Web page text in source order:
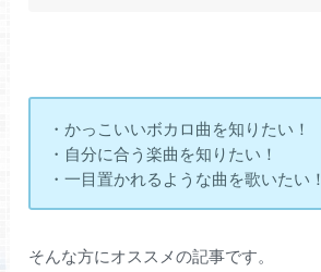
・かっこいいボカロ曲を知りたい！
・自分に合う楽曲を知りたい！
・一目置かれるような曲を歌いたい！
そんな方にオススメの記事です。